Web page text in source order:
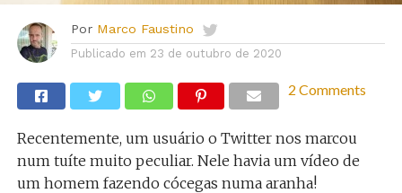
Por Marco Faustino
Publicado em 23 de outubro de 2020
2 Comments
Recentemente, um usuário o Twitter nos marcou
num tuíte muito peculiar. Nele havia um vídeo de
um homem fazendo cócegas numa aranha!